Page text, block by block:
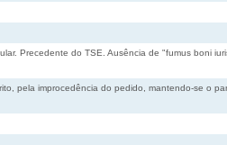
Precedente do TSE. Ausência de "fumus boni
pela improcedência do pedido, mantendo-se o